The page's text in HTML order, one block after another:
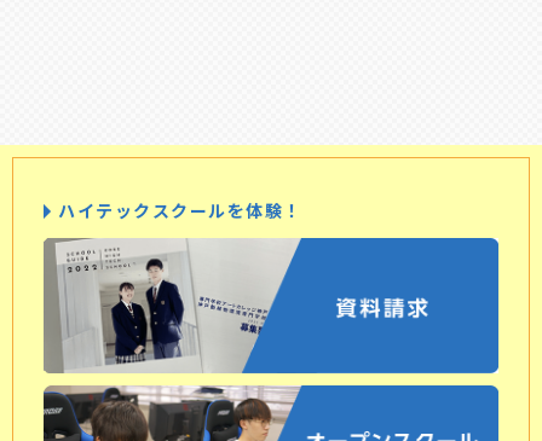
ハイテックスクールを体験！